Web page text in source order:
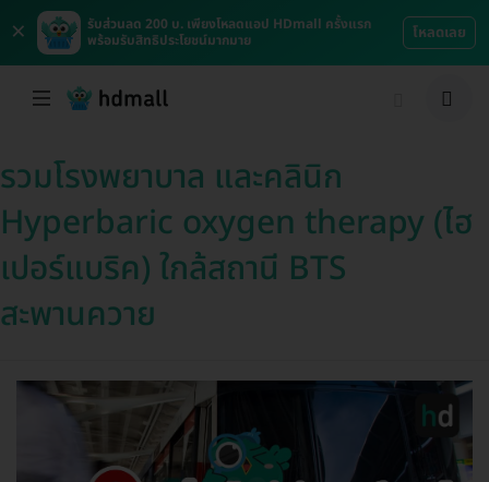
×
รับส่วนลด 200 บ. เพียงโหลดแอป HDmall ครั้งแรก
พร้อมรับสิทธิประโยชน์มากมาย
โหลดเลย
รวมโรงพยาบาล และคลินิก
Hyperbaric oxygen therapy (ไฮ
เปอร์แบริค) ใกล้สถานี BTS
สะพานควาย